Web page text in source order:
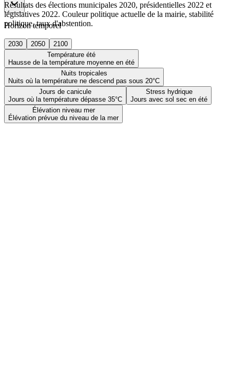
Horizon temporel
2030 2050
2100
Température été
Hausse de la température moyenne en été
Nuits tropicales
Nuits où la température ne descend pas sous 20°C
Jours de canicule
Jours où la température dépasse 35°C
Stress hydrique
Jours avec sol sec en été
Élévation niveau mer
Élévation prévue du niveau de la mer
Résultats des élections municipales 2020, présidentielles 2022 et
législatives 2022. Couleur politique actuelle de la mairie, stabilité
politique, taux d'abstention.